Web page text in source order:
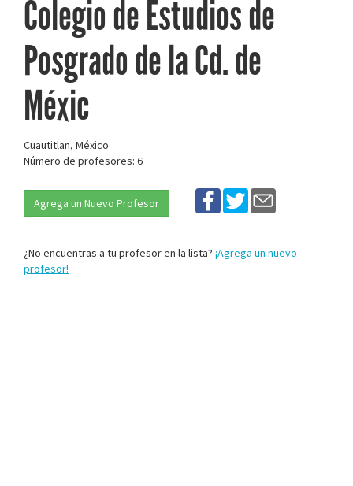
Colegio de Estudios de
Posgrado de la Cd. de
Méxic
Cuautitlan, México
Número de profesores: 6
Agrega un Nuevo Profesor
¿No encuentras a tu profesor en la lista? ¡Agrega un nuevo
profesor!